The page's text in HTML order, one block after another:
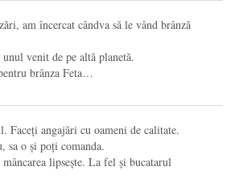
am încercat cândva să le vând brânză
venit de pe altă planetă.
brânza Feta…
Faceți angajări cu oameni de calitate.
sa o și poți comanda.
lipsește. La fel și bucatarul